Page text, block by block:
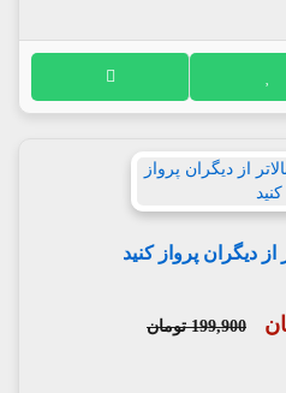
از دیگران پرواز کنید
199,900 تومان